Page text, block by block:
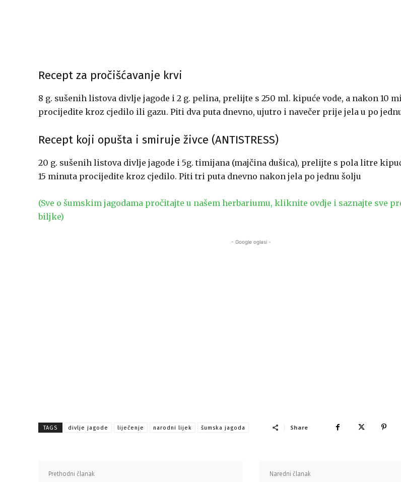
Recept za pročišćavanje krvi
8 g. sušenih listova divlje jagode i 2 g. pelina, prelijte s 250 ml. kipuće vode, a nakon 10
procijedite kroz cjedilo ili gazu. Piti dva puta dnevno, ujutro i navečer prije jela u po
Recept koji opušta i smiruje živce (ANTISTRESS)
20 g. sušenih listova divlje jagode i 5g. timijana (majčina dušica), prelijte s pola litre
15 minuta procijedite kroz cjedilo. Piti tri puta dnevno nakon jela po jednu šolju
(Sve o šumskim jagodama pročitajte u našem herbariumu, kliknite ovdje i saznajte sve
biljke)
- Google oglasi -
TAGS divlje jagode liječenje narodni lijek šumska jagoda Share
Prethodni članak Naredni članak